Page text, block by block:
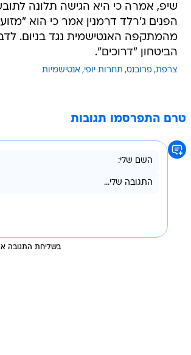
שיפ, אמרה כי היא הגישה תלונה
הפנים ג'רלד דרמנין אמר כי הוא
מהמתקפה האנטישמית נגד בניום.
הביטחון "דרוכים".
צרפת פרובנס תחרות יופי אנטישמיות
טרם התפרסמו תגובות
בשליחת התגובה